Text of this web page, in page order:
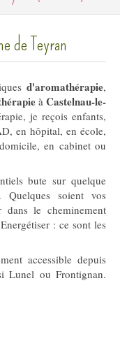
de Teyran
d'aromathérapie,
à Castelnau-le-
je reçois enfants,
en hôpital, en école,
en cabinet ou
bute sur quelque
soient vos
dans le cheminement
: ce sont les
accessible depuis
Lunel ou Frontignan.